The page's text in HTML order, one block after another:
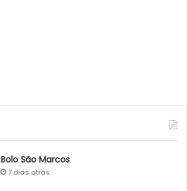
Bolo São Marcos
7 dias atrás